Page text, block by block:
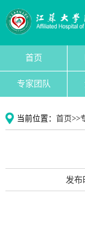
首页
专家团队
当前位置： 首页>>
发布